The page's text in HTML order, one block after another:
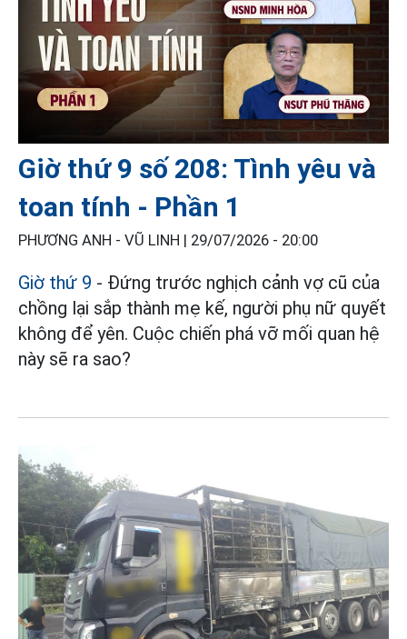
Giờ thứ 9 số 208: Tình yêu và
toan tính - Phần 1
PHƯƠNG ANH - VŨ LINH | 29/07/2026 - 20:00
Giờ thứ 9 - Đứng trước nghịch cảnh vợ cũ của
chồng lại sắp thành mẹ kế, người phụ nữ quyết
không để yên. Cuộc chiến phá vỡ mối quan hệ
này sẽ ra sao?